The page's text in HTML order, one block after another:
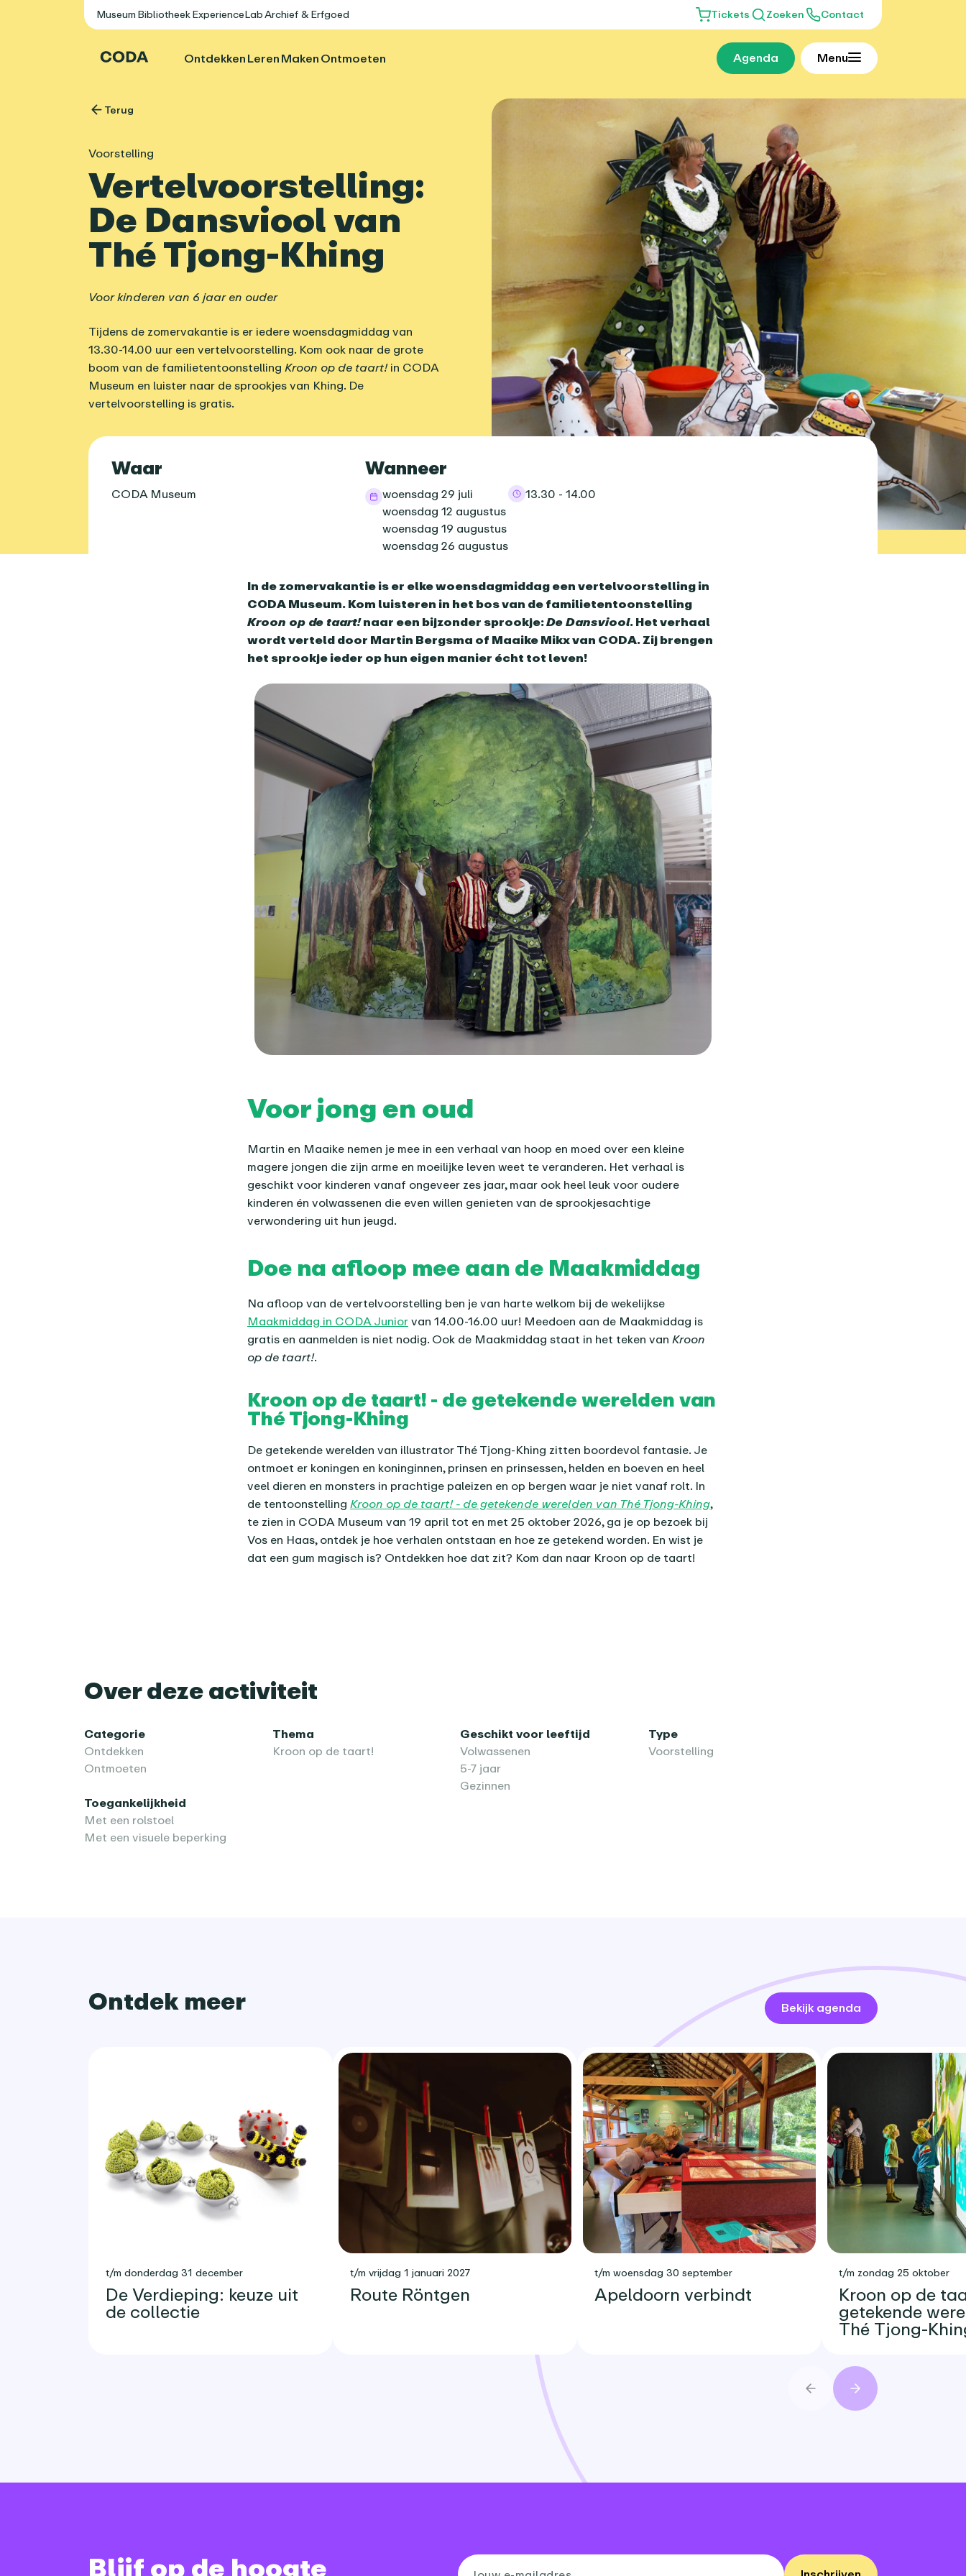
Museum Bibliotheek ExperienceLabArchief & Erfgoed Tickets Zoeken Contact
Ontdekken Leren Maken Ontmoeten Agenda Menu
Terug
Voorstelling
Vertelvoorstelling:
De Dansviool van
Thé Tjong-Khing
Voor kinderen van 6 jaar en ouder
Tijdens de zomervakantie is er iedere woensdagmiddag van
13.30-14.00 uur een vertelvoorstelling. Kom ook naar de grote
boom van de familietentoonstelling Kroon op de taart! in CODA
Museum en luister naar de sprookjes van Khing. De
vertelvoorstelling is gratis.
Praktische informatie
Waar
CODA Museum
Wanneer
woensdag 29 juli
woensdag 12 augustus
woensdag 19 augustus
woensdag 26 augustus
13.30 - 14.00
Over dit agenda-item
In de zomervakantie is er elke woensdagmiddag een vertelvoorstelling in
CODA Museum. Kom luisteren in het bos van de familietentoonstelling
Kroon op de taart!naar een bijzonder sprookje:De Dansviool. Het verhaal
wordt verteld door Martin Bergsma of Maaike Mikx van CODA. Zij brengen
het sprookje ieder op hun eigen manier écht tot leven!
Voor jong en oud
Martin en Maaike nemen je mee in een verhaal van hoop en moed over een kleine
magere jongen die zijn arme en moeilijke leven weet te veranderen. Het verhaal is
geschikt voor kinderen vanaf ongeveer zes jaar, maar ook heel leuk voor oudere
kinderen én volwassenen die even willen genieten van de sprookjesachtige
verwondering uit hun jeugd.
Doe na afloop mee aan de Maakmiddag
Na afloop van de vertelvoorstelling ben je van harte welkom bij de wekelijkse
Maakmiddag in CODA Junior van 14.00-16.00 uur! Meedoen aan de Maakmiddag is
gratis en aanmelden is niet nodig. Ook de Maakmiddag staat in het teken van Kroon
op de taart!.
Kroon op de taart! - de getekende werelden van
Thé Tjong-Khing
De getekende werelden van illustrator Thé Tjong-Khing zitten boordevol fantasie. Je
ontmoet er koningen en koninginnen, prinsen en prinsessen, helden en boeven en heel
veel dieren en monsters in prachtige paleizen en op bergen waar je niet vanaf rolt. In
de tentoonstelling Kroon op de taart! - de getekende werelden van Thé Tjong-Khing,
te zien in CODA Museum van 19 april tot en met 25 oktober 2026, ga je op bezoek bij
Vos en Haas, ontdek je hoe verhalen ontstaan en hoe ze getekend worden. En wist je
dat een gum magisch is? Ontdekken hoe dat zit? Kom dan naar Kroon op de taart!
Over deze activiteit
Categorie
Ontdekken
Ontmoeten
Thema
Kroon op de taart!
Geschikt voor leeftijd
Volwassenen
5-7 jaar
Gezinnen
Type
Voorstelling
Toegankelijkheid
Met een rolstoel
Met een visuele beperking
Ontdek meer Bekijk agenda
t/m donderdag 31 december
De Verdieping: keuze uit
de collectie
t/m vrijdag 1 januari 2027
Route Röntgen
t/m woensdag 30 september
Apeldoorn verbindt
t/m zondag 25 oktober
Kroon op de
getekende
Thé Tjong-
VorigeVolgende
Blijf op de hoogte